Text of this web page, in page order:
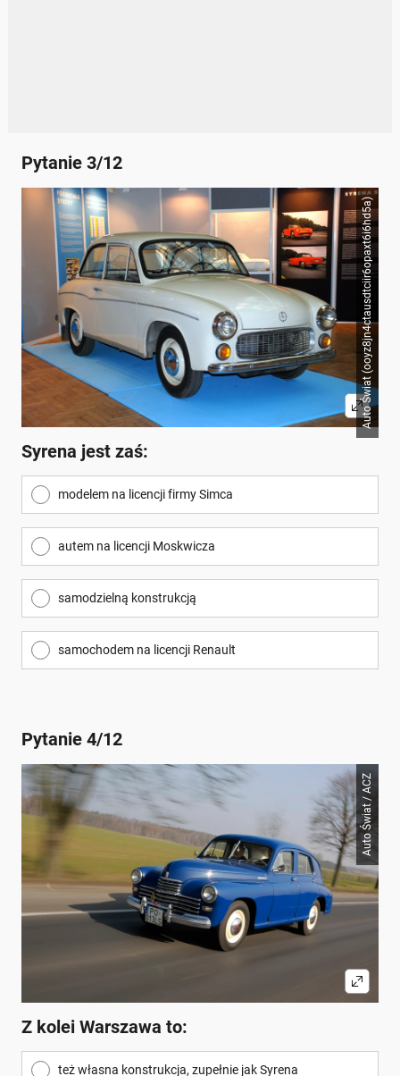
Pytanie 3/12
Auto Świat (ooyz8jn4ctausdtciir6opaxt6i6hd5a)
Syrena jest zaś:
modelem na licencji firmy Simca
autem na licencji Moskwicza
samodzielną konstrukcją
samochodem na licencji Renault
Pytanie 4/12
Auto Świat / ACZ
Z kolei Warszawa to:
też własna konstrukcja, zupełnie jak Syrena